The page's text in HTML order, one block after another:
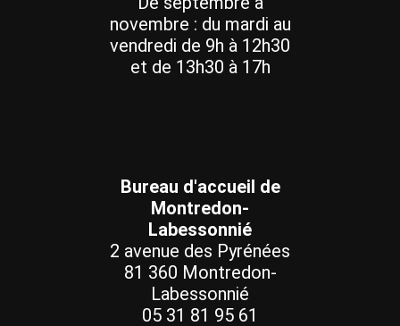
novembre : du mardi au
vendredi de 9h à 12h30
et de 13h30 à 17h
Bureau d'accueil de
Montredon-
Labessonnié
2 avenue des Pyrénées
81 360 Montredon-
Labessonnié
05 31 81 95 61